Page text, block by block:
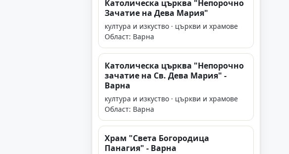
Католическа църква "Непорочно
Зачатие на Дева Мария"
култура и изкуство · църкви и храмове
Област: Варна
Католическа църква "Непорочно
зачатие на Св. Дева Мария" -
Варна
култура и изкуство · църкви и храмове
Област: Варна
Храм "Света Богородица
Панагия" - Варна